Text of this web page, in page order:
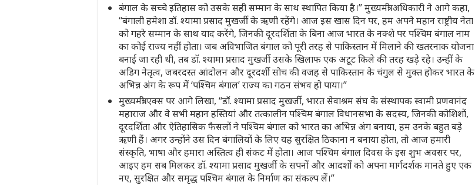
बंगाल के सच्चे इतिहास को उसके सही सम्मान के साथ स्थापित किया है।” मुख्यमंत्री अधिकारी ने आगे कहा,
“बंगाली हमेशा डॉ. श्यामा प्रसाद मुखर्जी के ऋणी रहेंगे। आज इस खास दिन पर, हम अपने महान राष्ट्रीय नेता
को गहरे सम्मान के साथ याद करेंगे, जिनकी दूरदर्शिता के बिना आज भारत के नक्शे पर पश्चिम बंगाल नाम
का कोई राज्य नहीं होता। जब अविभाजित बंगाल को पूरी तरह से पाकिस्तान में मिलाने की खतरनाक योजना
बनाई जा रही थी, तब डॉ. श्यामा प्रसाद मुखर्जी उसके खिलाफ एक अटूट किले की तरह खड़े रहे। उन्हीं के
अडिग नेतृत्व, जबरदस्त आंदोलन और दूरदर्शी सोच की वजह से पाकिस्तान के चंगुल से मुक्त होकर भारत के
अभिन्न अंग के रूप में ‘पश्चिम बंगाल’ राज्य का गठन संभव हो पाया।”
मुख्यमंत्री एक्स पर आगे लिखा, “डॉ. श्यामा प्रसाद मुखर्जी, भारत सेवाश्रम संघ के संस्थापक स्वामी प्रणवानंद
महाराज और वे सभी महान हस्तियां और तत्कालीन पश्चिम बंगाल विधानसभा के सदस्य, जिनकी कोशिशों,
दूरदर्शिता और ऐतिहासिक फैसलों ने पश्चिम बंगाल को भारत का अभिन्न अंग बनाया, हम उनके बहुत बड़े
ऋणी हैं। अगर उन्होंने उस दिन बंगालियों के लिए यह सुरक्षित ठिकाना न बनाया होता, तो आज हमारी
संस्कृति, भाषा और हमारा अस्तित्व ही संकट में होता। आज पश्चिम बंगाल दिवस के इस शुभ अवसर पर,
आइए हम सब मिलकर डॉ. श्यामा प्रसाद मुखर्जी के सपनों और आदर्शों को अपना मार्गदर्शक मानते हुए एक
नए, सुरक्षित और समृद्ध पश्चिम बंगाल के निर्माण का संकल्प लें।”